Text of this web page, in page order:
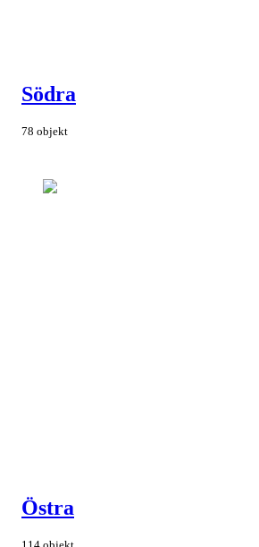
Södra
78 objekt
Östra